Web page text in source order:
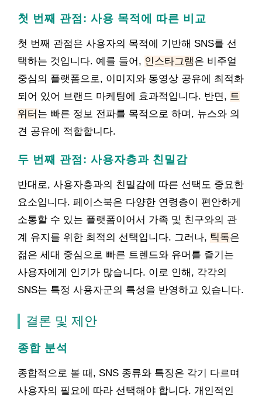
첫 번째 관점: 사용 목적에 따른 비교
첫 번째 관점은 사용자의 목적에 기반해 SNS를 선
택하는 것입니다. 예를 들어, 인스타그램은 비주얼
중심의 플랫폼으로, 이미지와 동영상 공유에 최적화
되어 있어 브랜드 마케팅에 효과적입니다. 반면, 트
위터 는 빠른 정보 전파를 목적으로 하며, 뉴스와 의
견 공유에 적합합니다.
두 번째 관점: 사용자층과 친밀감
반대로, 사용자층과의 친밀감에 따른 선택도 중요한
요소입니다. 페이스북은 다양한 연령층이 편안하게
소통할 수 있는 플랫폼이어서 가족 및 친구와의 관
계 유지를 위한 최적의 선택입니다. 그러나, 틱톡은
젊은 세대 중심으로 빠른 트렌드와 유머를 즐기는
사용자에게 인기가 많습니다. 이로 인해, 각각의
SNS는 특정 사용자군의 특성을 반영하고 있습니다.
결론 및 제안
종합 분석
종합적으로 볼 때, SNS 종류와 특징은 각기 다르며
사용자의 필요에 따라 선택해야 합니다. 개인적인